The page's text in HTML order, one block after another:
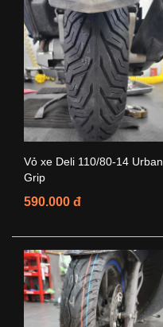
Vỏ xe Deli 110/80-14 Urban
Grip
590.000 đ